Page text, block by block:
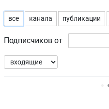
все канала публикации
Подписчиков от
Нет